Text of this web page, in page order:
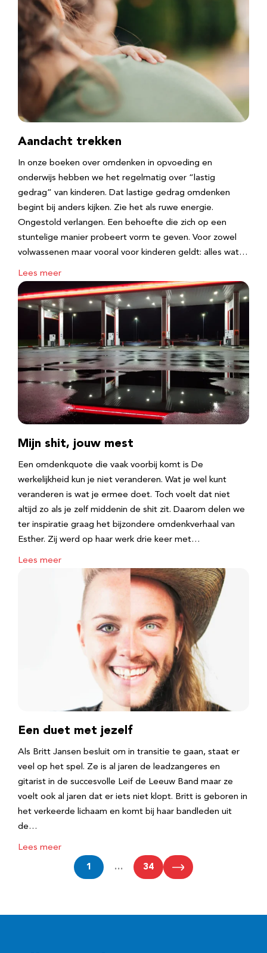
Aandacht trekken
In onze boeken over omdenken in opvoeding en
onderwijs hebben we het regelmatig over “lastig
gedrag” van kinderen. Dat lastige gedrag omdenken
begint bij anders kijken. Zie het als ruwe energie.
Ongestold verlangen. Een behoefte die zich op een
stuntelige manier probeert vorm te geven. Voor zowel
volwassenen maar vooral voor kinderen geldt: alles wat…
Lees meer
Mijn shit, jouw mest
Een omdenkquote die vaak voorbij komt is De
werkelijkheid kun je niet veranderen. Wat je wel kunt
veranderen is wat je ermee doet. Toch voelt dat niet
altijd zo als je zelf middenin de shit zit. Daarom delen we
ter inspiratie graag het bijzondere omdenkverhaal van
Esther. Zij werd op haar werk drie keer met…
Lees meer
Een duet met jezelf
Als Britt Jansen besluit om in transitie te gaan, staat er
veel op het spel. Ze is al jaren de leadzangeres en
gitarist in de succesvolle Leif de Leeuw Band maar ze
voelt ook al jaren dat er iets niet klopt. Britt is geboren in
het verkeerde lichaam en komt bij haar bandleden uit
de…
Lees meer
1 … 34